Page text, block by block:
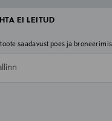
EI LEITUD
saadavust poes ja